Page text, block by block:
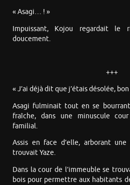
« Asagi… ! »
Impuissant, Kojou regardait le
doucement.
+++
« J’ai déjà dit que j’étais désolée, bon
Asagi fulminait tout en se
fraîche, dans une minuscule
familial.
Assis en face d’elle, arborant une
trouvait Yaze.
Dans la cour de l’immeuble se
bois pour permettre aux habitants